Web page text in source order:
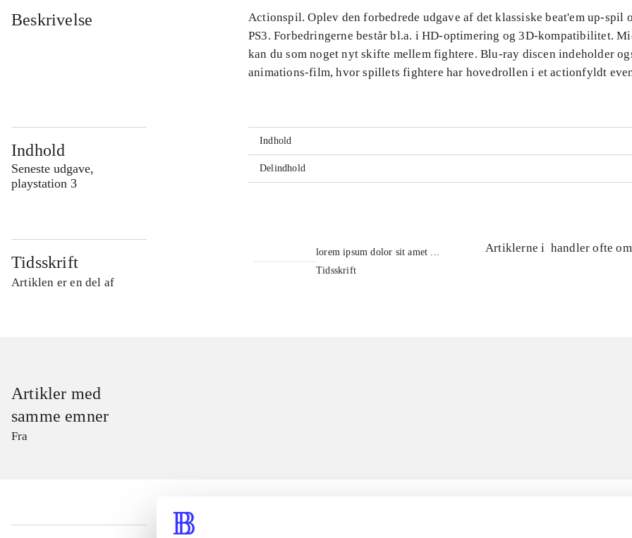
Beskrivelse
Actionspil. Oplev den forbedrede udgave af det klassiske beat'em up-spil
PS3. Forbedringerne består bl.a. i HD-optimering og 3D-kompatibilitet.
kan du som noget nyt skifte mellem fightere. Blu-ray discen indeholder
animations-film, hvor spillets fightere har hovedrollen i et actionfyldt
Indhold
Seneste udgave,
playstation 3
Indhold
Delindhold
Tidsskrift
Artiklen er en del af
lorem ipsum dolor sit amet ...
Tidsskrift
Artiklerne i handler ofte om
Artikler med
samme emner
Fra